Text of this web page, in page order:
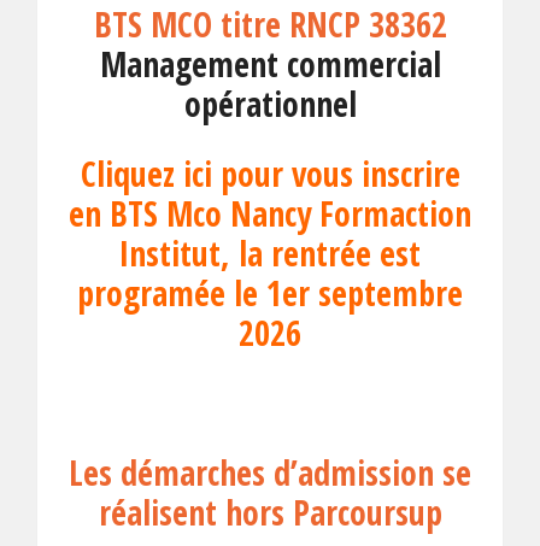
BTS MCO titre RNCP 38362
Management commercial
opérationnel
Cliquez ici pour vous inscrire
en BTS Mco Nancy Formaction
Institut, la rentrée est
programée le 1er septembre
2026
Les démarches d’admission se
réalisent hors Parcoursup